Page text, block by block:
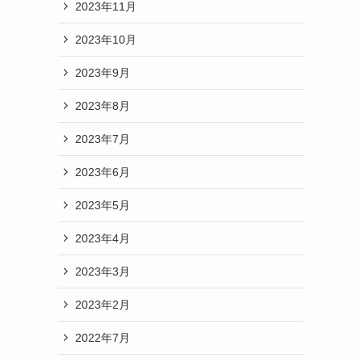
2023年11月
2023年10月
2023年9月
2023年8月
2023年7月
2023年6月
2023年5月
2023年4月
2023年3月
2023年2月
2022年7月